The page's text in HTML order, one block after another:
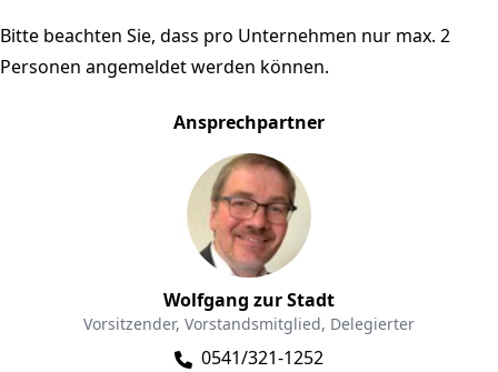
Bitte beachten Sie, dass pro Unternehmen nur max. 2
Personen angemeldet werden können.
Ansprechpartner
Wolfgang zur Stadt
Vorsitzender, Vorstandsmitglied, Delegierter
0541/321-1252